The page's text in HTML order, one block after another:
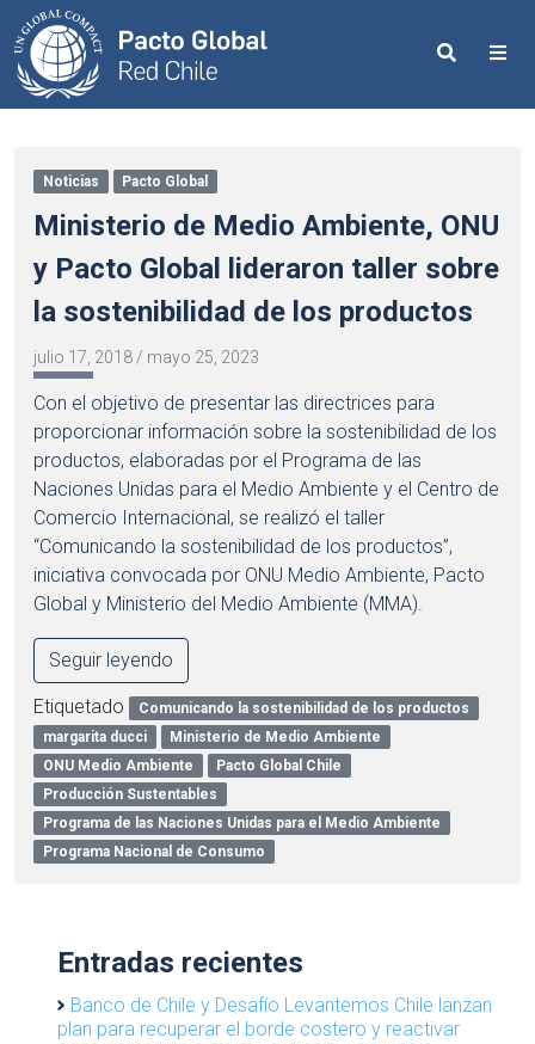
Search
Noticias Pacto Global
Ministerio de Medio Ambiente, ONU
y Pacto Global lideraron taller sobre
la sostenibilidad de los productos
julio 17, 2018 / mayo 25, 2023
Con el objetivo de presentar las directrices para
proporcionar información sobre la sostenibilidad de los
productos, elaboradas por el Programa de las
Naciones Unidas para el Medio Ambiente y el Centro de
Comercio Internacional, se realizó el taller
“Comunicando la sostenibilidad de los productos”,
iniciativa convocada por ONU Medio Ambiente, Pacto
Global y Ministerio del Medio Ambiente (MMA).
Seguir leyendo
Etiquetado
Comunicando la sostenibilidad de los productos
margarita ducci
Ministerio de Medio Ambiente
ONU Medio Ambiente
Pacto Global Chile
Producción Sustentables
Programa de las Naciones Unidas para el Medio Ambiente
Programa Nacional de Consumo
Entradas recientes
Banco de Chile y Desafío Levantemos Chile lanzan
plan para recuperar el borde costero y reactivar